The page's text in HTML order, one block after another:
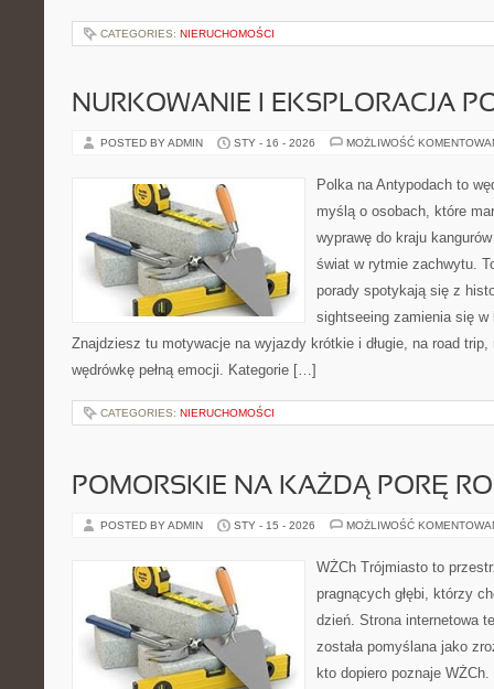
CATEGORIES: NIERUCHOMOŚCI
NURKOWANIE I EKSPLORACJA
POSTED BY ADMIN STY - 16 - 2026 MOŻLIWOŚĆ
Polka na Antypodach to
myślą o osobach, które
wyprawę do kraju
świat w rytmie zachwytu.
porady spotykają się z
sightseeing zamienia się
Znajdziesz tu motywacje na wyjazdy krótkie i długie, na road
wędrówkę pełną emocji. Kategorie […]
CATEGORIES: NIERUCHOMOŚCI
POMORSKIE NA KAŻDĄ PORĘ
POSTED BY ADMIN STY - 15 - 2026 MOŻLIWOŚĆ
WŻCh Trójmiasto to
pragnących głębi, którzy
dzień. Strona internetowa
została pomyślana jako
kto dopiero poznaje